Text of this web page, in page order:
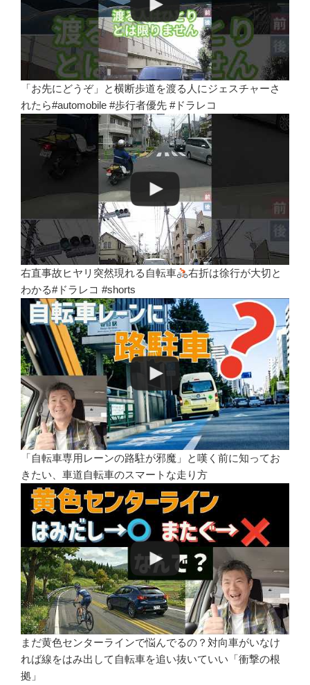
「お先にどうぞ」と横断歩道を渡る人にジェスチャーさ
れたら#automobile #歩行者優先 #ドラレコ
右直事故ヒヤリ突然現れる自転車
右折は徐行が大切と
わかる#ドラレコ #shorts
「自転車専用レーンの路駐が邪魔」と嘆く前に知ってお
きたい、車道自転車のスマートな走り方
まだ黄色センターラインで悩んでるの？対向車がいなけ
れば線をはみ出して自転車を追い抜いていい「衝撃の根
拠」